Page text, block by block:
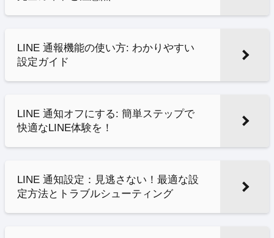
LINE 通報機能の使い方: わかりやすい
設定ガイド
LINE 通知オフにする: 簡単ステップで
快適なLINE体験を！
LINE 通知設定：見逃さない！最適な設
定方法とトラブルシューティング